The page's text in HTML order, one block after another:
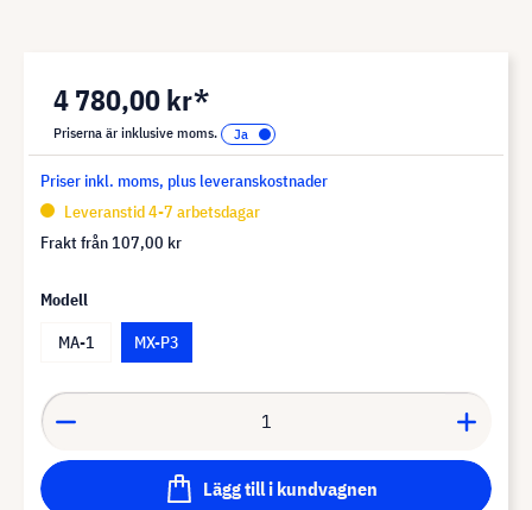
4 780,00 kr*
Priserna är inklusive moms.
Priser inkl. moms, plus leveranskostnader
Leveranstid 4-7 arbetsdagar
Frakt från 107,00 kr
Modell
MA-1
MX-P3
Lägg till i kundvagnen